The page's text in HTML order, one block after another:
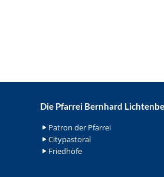
Die Pfarrei Bernhard
Patron der Pfarrei
Citypastoral
Friedhöfe